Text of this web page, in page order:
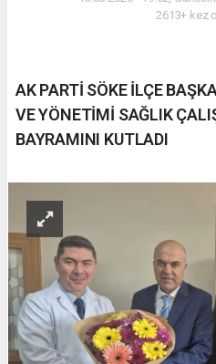
2613+ kez
AK PARTİ SÖKE İLÇE
VE YÖNETİMİ SAĞLIK
BAYRAMINI KUTLADI